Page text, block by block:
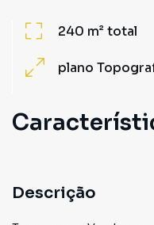
240 m²total
plano
Descrição